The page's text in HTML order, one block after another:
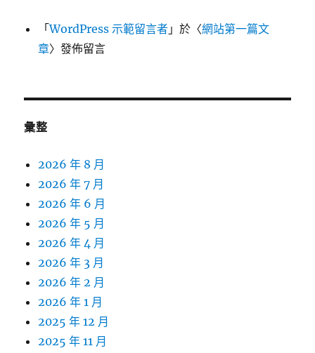
「WordPress 示範留言者 」於〈網站第一篇文
章〉發佈留言
彙整
2026 年 8 月
2026 年 7 月
2026 年 6 月
2026 年 5 月
2026 年 4 月
2026 年 3 月
2026 年 2 月
2026 年 1 月
2025 年 12 月
2025 年 11 月